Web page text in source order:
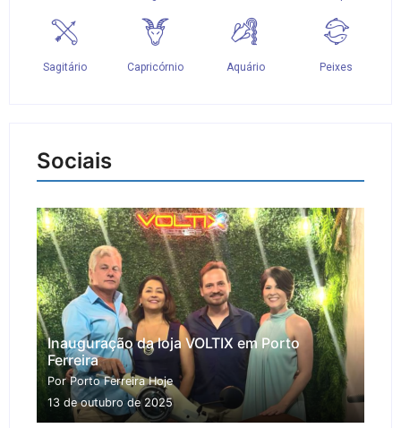
Sociais
Inauguração da loja VOLTIX em Porto
Ferreira
Por Porto Ferreira Hoje
13 de outubro de 2025